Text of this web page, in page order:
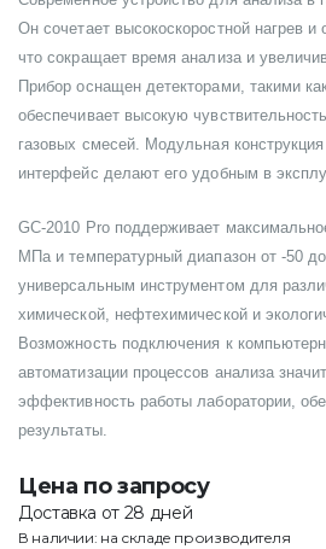
Он сочетает высокоскоростной нагрев
что сокращает время анализа и
Прибор оснащен детекторами, такими
обеспечивает высокую
газовых смесей. Модульная
интерфейс делают его удобным в
GC-2010 Pro поддерживает
МПа и температурный диапазон от -50
универсальным инструментом для
химической, нефтехимической и
Возможность подключения к
автоматизации процессов анализа
эффективность работы лаборатории,
результаты.
Цена по запросу
Доставка от 28 дней
В наличии: на складе производителя